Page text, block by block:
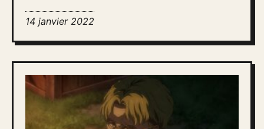
14 janvier 2022